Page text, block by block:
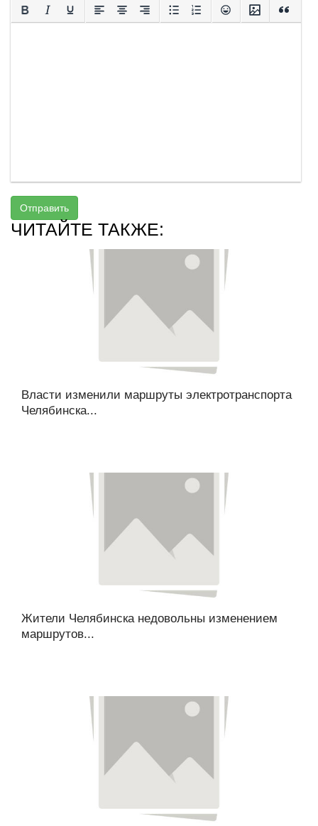
Отправить
ЧИТАЙТЕ ТАКЖЕ:
Власти изменили маршруты электротранспорта
Челябинска...
Жители Челябинска недовольны изменением
маршрутов...